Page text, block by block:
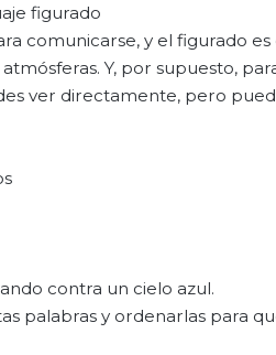
figurado
comunicarse, y el figurado
Y, por supuesto,
ver directamente, pero
contra un cielo azul.
palabras y ordenarlas para